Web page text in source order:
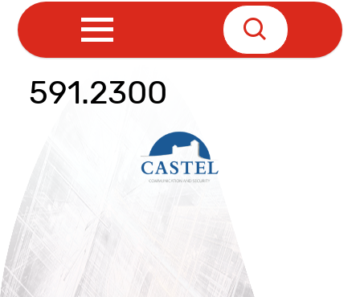
591.2300